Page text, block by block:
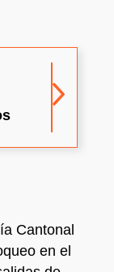
Cantonal
en el